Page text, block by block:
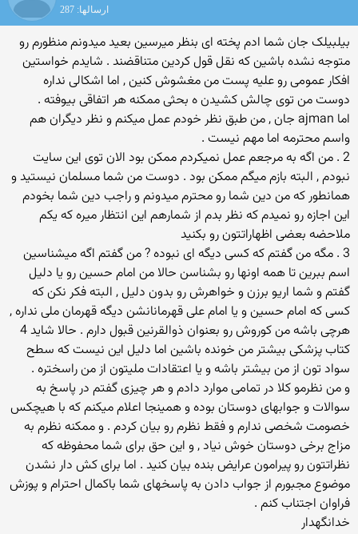
ارسالها: 287
بیلبیلک جان شما ادم پخته ای بنظر میرسین بعید میدونم منظورم رو
متوجه نشده باشین که نقل قول کردین متناقضند . شایدم خواستین
افکار عمومی رو علیه پست من مغشوش کنین , اما اشکالی نداره
دوست من توی چالش کشیدن ه بحثی ممکنه هر اتفاقی بیوفته .
اما ajman جان , من طبق نظر خودم عمل میکنم و نظر دیگران هم
واسم محترمه اما مهم نیست .
2 . من اگه به مرجعم عمل نمیکردم ممکن بود الان توی این سایت
نبودم , البته بازم میگم ممکن بود . دوست من شما مسلمان نیستید و
همانطور که من دین شما رو محترم میدونم و راجب دین شما بخودم
این اجازه رو نمیدم که نظر بدم از شمارهم این انتظار میره که یکم
ملاحضه بعضی اظهاراتتون رو بکنید
3 . مگه من گفتم که کسی دیگه ای نبوده ? من گفتم اگه میشناسین
اسم ببرین تا همه اونها رو بشناسن حالا من امام حسین رو یا دلیل
گفتم و شما اریو برزن و خواهرش رو بدون دلیل , البته فکر نکن که
کسی که امام حسین و یا امام علی قهرمانانشن دیگه قهرمان ملی نداره ,
هرچی باشه من کوروش رو بعنوان ذوالقرنین قبول دارم . حالا شاید 4
کتاب پزشکی بیشتر من خونده باشین اما دلیل این نیست که سطح
سواد تون از من بیشتر باشه و یا اعتقادات ملیتون از من راسختره .
و من نظرمو کلا در تمامی موارد دادم و هر چیزی گفتم در پاسخ به
سوالات و جوابهای دوستان بوده و همینجا اعلام میکنم که با هیچکس
خصومت شخصی ندارم و فقط نظرم رو بیان کردم . و ممکنه نظرم به
مزاج برخی دوستان خوش نیاد , و این حق برای شما محفوظه که
نظراتتون رو پیرامون عرایض بنده بیان کنید . اما برای کش دار نشدن
موضوع مجبورم از جواب دادن به پاسخهای شما باکمال احترام و پوزش
فراوان اجتناب کنم .
خدانگهدار